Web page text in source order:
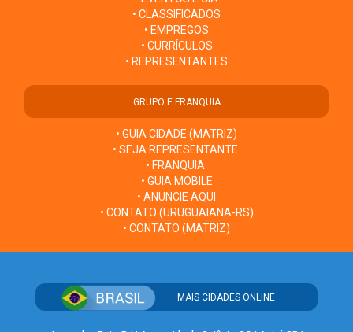
• CLASSIFICADOS
• EMPREGOS
• CURRÍCULOS
• REPRESENTANTES
GRUPO E FRANQUIA
• GUIA CIDADE (MATRIZ)
• SEJA REPRESENTANTE
• FRANQUIA
• GUIA MOBILE
• ANUNCIE AQUI
• CONTATO (URUGUAIANA-RS)
• CONTATO (MATRIZ)
MAIS CIDADES ONLINE